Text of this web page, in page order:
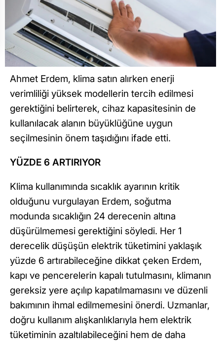
Ahmet Erdem, klima satın alırken enerji
verimliliği yüksek modellerin tercih edilmesi
gerektiğini belirterek, cihaz kapasitesinin de
kullanılacak alanın büyüklüğüne uygun
seçilmesinin önem taşıdığını ifade etti.
YÜZDE 6 ARTIRIYOR
Klima kullanımında sıcaklık ayarının kritik
olduğunu vurgulayan Erdem, soğutma
modunda sıcaklığın 24 derecenin altına
düşürülmemesi gerektiğini söyledi. Her 1
derecelik düşüşün elektrik tüketimini yaklaşık
yüzde 6 artırabileceğine dikkat çeken Erdem,
kapı ve pencerelerin kapalı tutulmasını, klimanın
gereksiz yere açılıp kapatılmamasını ve düzenli
bakımının ihmal edilmemesini önerdi. Uzmanlar,
doğru kullanım alışkanlıklarıyla hem elektrik
tüketiminin azaltılabileceğini hem de daha